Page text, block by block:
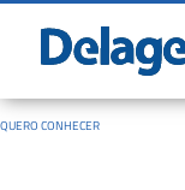
QUERO CONHECER